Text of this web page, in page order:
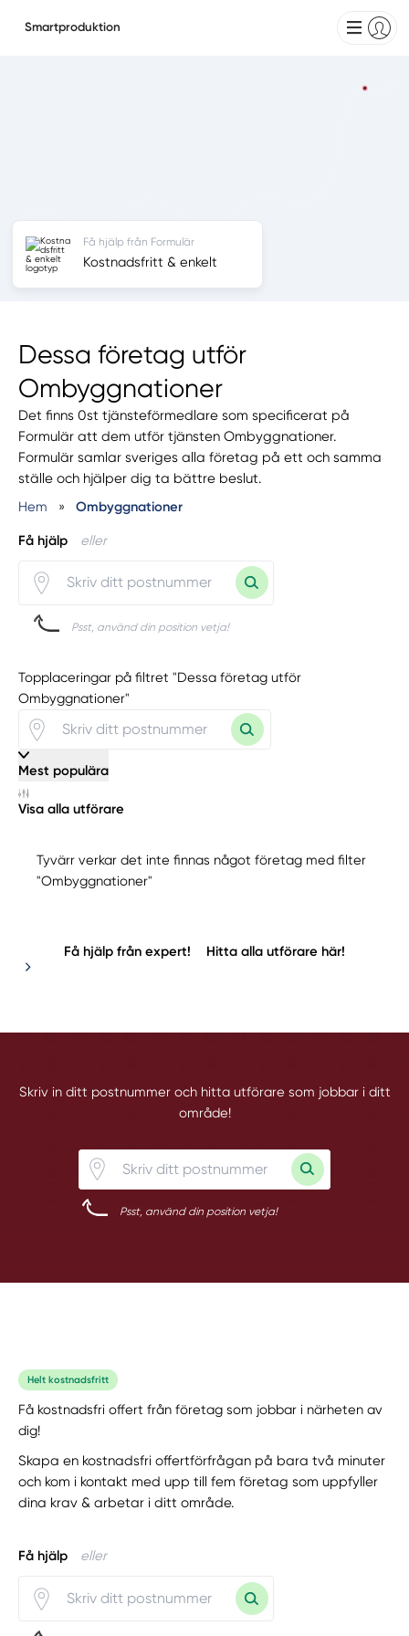
Smartproduktion
Dessa företag utför
Ombyggnationer
Det finns 0st tjänsteförmedlare som specificerat på
Formulär att dem utför tjänsten Ombyggnationer.
Formulär samlar sveriges alla företag på ett och samma
ställe och hjälper dig ta bättre beslut.
Hem
» Ombyggnationer
Få hjälp eller
Psst, använd din position vetja!
Få hjälp från Formulär
Kostnadsfritt & enkelt
Topplaceringar på filtret "Dessa företag utför
Ombyggnationer"
Mest populära
Visa alla utförare
Tyvärr verkar det inte finnas något företag med filter
"Ombyggnationer"
Få hjälp från expert! Hitta alla utförare här!
Skriv in ditt postnummer och hitta utförare som jobbar i ditt
område!
Psst, använd din position vetja!
Helt kostnadsfritt
Få kostnadsfri offert från företag som jobbar i närheten av
dig!
Skapa en kostnadsfri offertförfrågan på bara två minuter
och kom i kontakt med upp till fem företag som uppfyller
dina krav & arbetar i ditt område.
Få hjälp eller